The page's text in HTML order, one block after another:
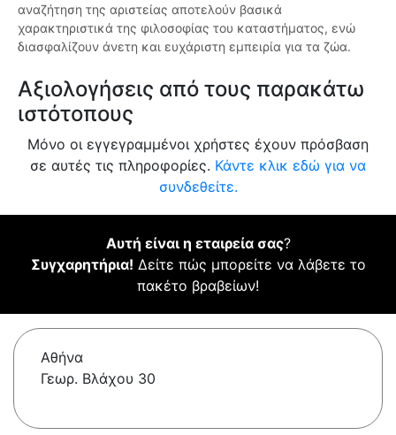
αναζήτηση της αριστείας αποτελούν βασικά
χαρακτηριστικά της φιλοσοφίας του καταστήματος, ενώ
διασφαλίζουν άνετη και ευχάριστη εμπειρία για τα ζώα.
Αξιολογήσεις από τους παρακάτω
ιστότοπους
Μόνο οι εγγεγραμμένοι χρήστες έχουν πρόσβαση
σε αυτές τις πληροφορίες. Κάντε κλικ εδώ για να
συνδεθείτε.
Αυτή είναι η εταιρεία σας?
Συγχαρητήρια! Δείτε πώς μπορείτε να λάβετε το
πακέτο βραβείων!
Αθήνα
Γεωρ. Βλάχου 30